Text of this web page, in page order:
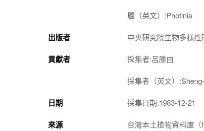
屬（英文）:Photinia
出版者 中央研究院生物多樣性
貢獻者 採集者:呂勝由
採集者（英文）
日期 採集日期:1983-12-21
來源 台灣本土植物資料庫（